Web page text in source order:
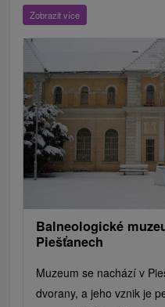
ZOO a zvieracie farmy
Mestské a zámocké parky
Jazerá, plesá, vodné nádrže
Vodopády
Drevené kostolíky
Aquaparky, kúpaliská
Pramene
Túry a turistické chodníky
Plte, rafting, splavy
Golfové ihriská
Motokárové
Vínne cesty
Cyklotrasy
Zobrazit více
Balneologické
Piešťanech
Muzeum se nachází v
dvorany, a jeho vznik je